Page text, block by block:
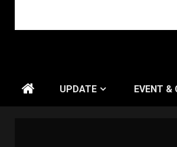
UPDATE EVENT &